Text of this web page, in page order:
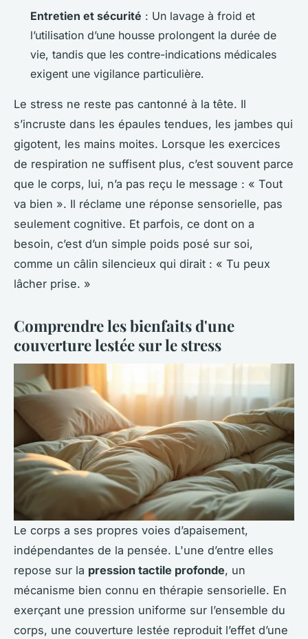
Entretien et sécurité : Un lavage à froid et
l’utilisation d’une housse prolongent la durée de
vie, tandis que les contre-indications médicales
exigent une vigilance particulière.
Le stress ne reste pas cantonné à la tête. Il
s’incruste dans les épaules tendues, les jambes qui
gigotent, les mains moites. Lorsque les exercices
de respiration ne suffisent plus, c’est souvent parce
que le corps, lui, n’a pas reçu le message : « Tout
va bien ». Il réclame une réponse sensorielle, pas
seulement cognitive. Et parfois, ce dont on a
besoin, c’est d’un simple poids posé sur soi,
comme un câlin silencieux qui dirait : « Tu peux
lâcher prise. »
Comprendre les bienfaits d'une
couverture lestée sur le stress
Le corps a ses propres voies d’apaisement,
indépendantes de la pensée. L'une d’entre elles
repose sur la pression tactile profonde, un
mécanisme bien connu en thérapie sensorielle. En
exerçant une pression uniforme sur l’ensemble du
corps, une couverture lestée reproduit l’effet d’une